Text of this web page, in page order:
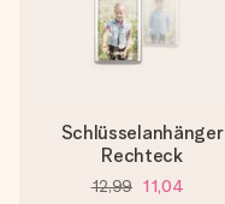
Schlüsselanhänger
Rechteck
12,99 11,04